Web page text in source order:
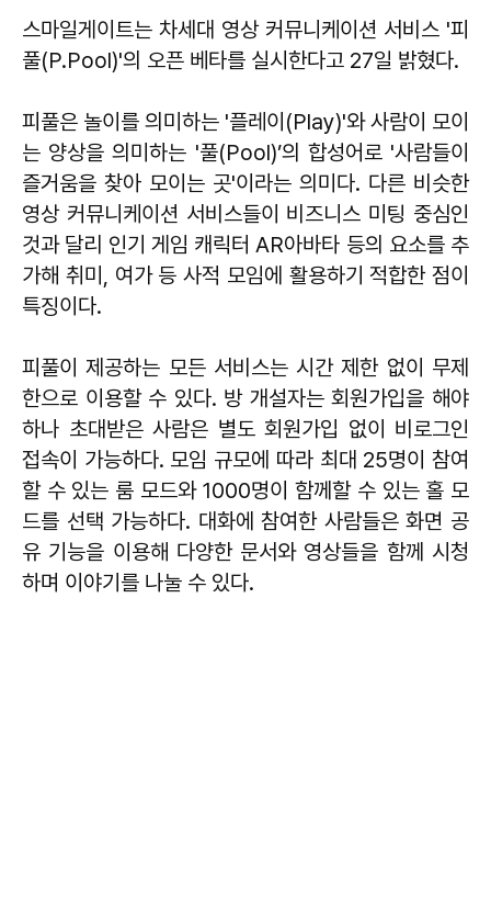
스마일게이트는 차세대 영상 커뮤니케이션 서비스 '피
풀(P.Pool)'의 오픈 베타를 실시한다고 27일 밝혔다.
피풀은 놀이를 의미하는 '플레이(Play)'와 사람이 모이
는 양상을 의미하는 '풀(Pool)’의 합성어로 '사람들이
즐거움을 찾아 모이는 곳'이라는 의미다. 다른 비슷한
영상 커뮤니케이션 서비스들이 비즈니스 미팅 중심인
것과 달리 인기 게임 캐릭터 AR아바타 등의 요소를 추
가해 취미, 여가 등 사적 모임에 활용하기 적합한 점이
특징이다.
피풀이 제공하는 모든 서비스는 시간 제한 없이 무제
한으로 이용할 수 있다. 방 개설자는 회원가입을 해야
하나 초대받은 사람은 별도 회원가입 없이 비로그인
접속이 가능하다. 모임 규모에 따라 최대 25명이 참여
할 수 있는 룸 모드와 1000명이 함께할 수 있는 홀 모
드를 선택 가능하다. 대화에 참여한 사람들은 화면 공
유 기능을 이용해 다양한 문서와 영상들을 함께 시청
하며 이야기를 나눌 수 있다.